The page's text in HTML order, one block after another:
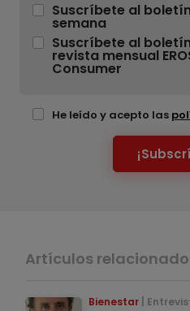
Suscríbete al
semana
Suscríbete al
revista mensual
Consumer
He leído y acepto las
Artículos
Bienestar